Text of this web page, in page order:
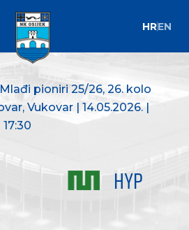
HREN
pioniri 25/26, 26. kolo
Vukovar | 14.05.2026. |
17:30
HYP